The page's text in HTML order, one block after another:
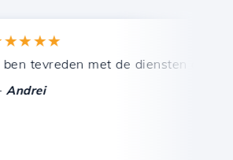
ondersteuning.
tevreden met de diensten die door